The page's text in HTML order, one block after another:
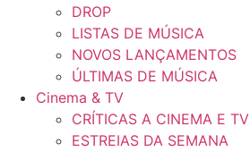
DROP
LISTAS DE MÚSICA
NOVOS LANÇAMENTOS
ÚLTIMAS DE MÚSICA
Cinema & TV
CRÍTICAS A CINEMA E TV
ESTREIAS DA SEMANA